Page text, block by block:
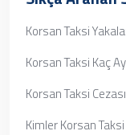
Korsan Taksi
Korsan Taksi Kaç
Korsan Taksi
Kimler Korsan